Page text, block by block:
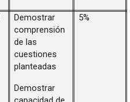
Demostrar
comprensión
de las
cuestiones
planteadas
Demostrar
5%